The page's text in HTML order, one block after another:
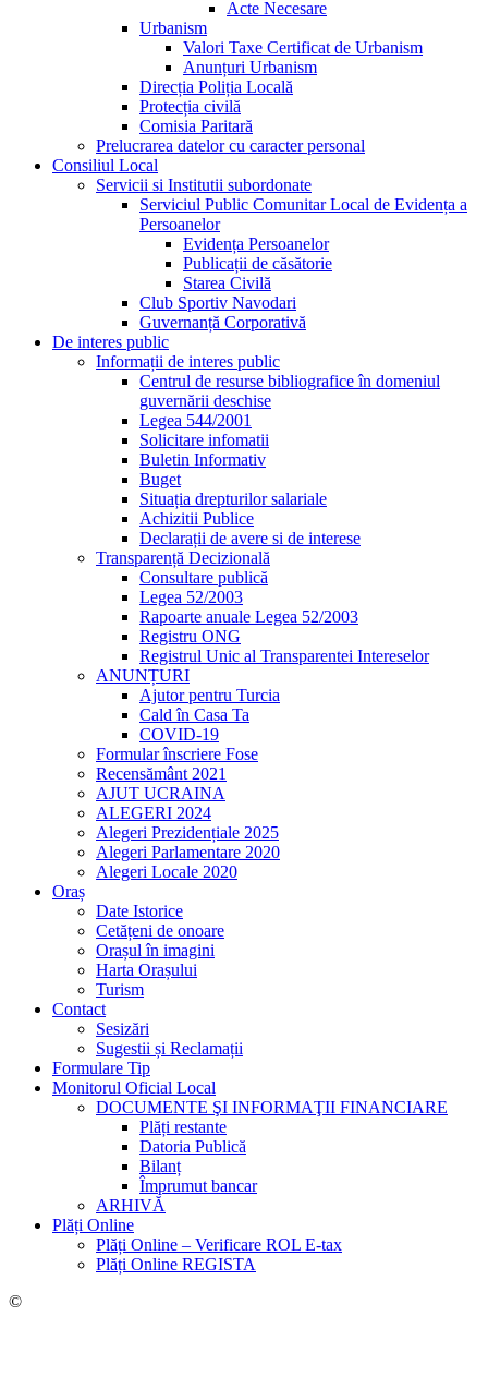
Acte Necesare
Urbanism
Valori Taxe Certificat de Urbanism
Anunțuri Urbanism
Direcția Poliția Locală
Protecția civilă
Comisia Paritară
Prelucrarea datelor cu caracter personal
Consiliul Local
Servicii si Institutii subordonate
Serviciul Public Comunitar Local de Evidența a
Persoanelor
Evidența Persoanelor
Publicații de căsătorie
Starea Civilă
Club Sportiv Navodari
Guvernanță Corporativă
De interes public
Informații de interes public
Centrul de resurse bibliografice în domeniul
guvernării deschise
Legea 544/2001
Solicitare infomatii
Buletin Informativ
Buget
Situația drepturilor salariale
Achizitii Publice
Declarații de avere si de interese
Transparență Decizională
Consultare publică
Legea 52/2003
Rapoarte anuale Legea 52/2003
Registru ONG
Registrul Unic al Transparentei Intereselor
ANUNȚURI
Ajutor pentru Turcia
Cald în Casa Ta
COVID-19
Formular înscriere Fose
Recensământ 2021
AJUT UCRAINA
ALEGERI 2024
Alegeri Prezidențiale 2025
Alegeri Parlamentare 2020
Alegeri Locale 2020
Oraș
Date Istorice
Cetățeni de onoare
Orașul în imagini
Harta Orașului
Turism
Contact
Sesizări
Sugestii și Reclamații
Formulare Tip
Monitorul Oficial Local
DOCUMENTE ŞI INFORMAŢII FINANCIARE
Plăți restante
Datoria Publică
Bilanț
Împrumut bancar
ARHIVĂ
Plăți Online
Plăți Online – Verificare ROL E-tax
Plăți Online REGISTA
©